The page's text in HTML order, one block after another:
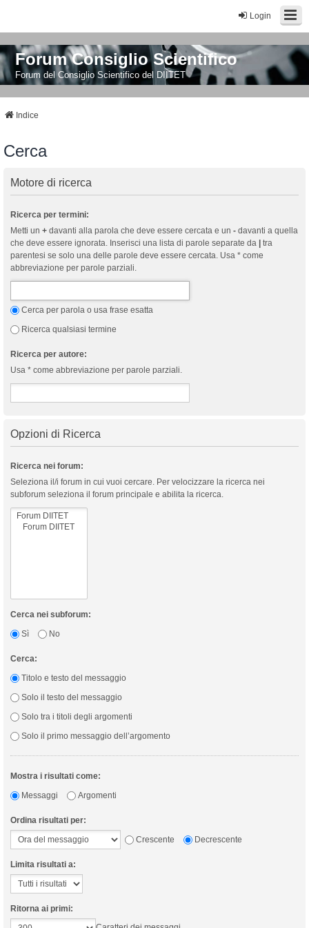
Login
Forum Consiglio Scientifico
Forum del Consiglio Scientifico del DIITET
Indice
Cerca
Motore di ricerca
Ricerca per termini:
Metti un + davanti alla parola che deve essere cercata e un - davanti a quella
che deve essere ignorata. Inserisci una lista di parole separate da
tra
parentesi se solo una delle parole deve essere cercata. Usa * come
abbreviazione per parole parziali.
Cerca per parola o usa frase esatta
Ricerca qualsiasi termine
Ricerca per autore:
Usa * come abbreviazione per parole parziali.
Opzioni di Ricerca
Ricerca nei forum:
Seleziona il/i forum in cui vuoi cercare. Per velocizzare la ricerca nei
subforum seleziona il forum principale e abilita la ricerca.
Cerca nei subforum:
Sì
No
Cerca:
Titolo e testo del messaggio
Solo il testo del messaggio
Solo tra i titoli degli argomenti
Solo il primo messaggio dell’argomento
Mostra i risultati come:
Messaggi
Argomenti
Ordina risultati per:
Crescente
Decrescente
Limita risultati a:
Ritorna ai primi: